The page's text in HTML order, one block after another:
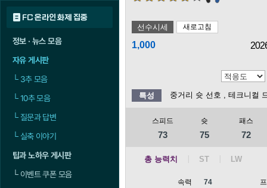
FC 온라인 화제 집중
정보 · 뉴스 모음
자유 게시판
└3추 모음
└10추 모음
└질문과 답변
└실축 이야기
팁과 노하우 게시판
└이벤트 쿠폰 모음
선수시세 새로고침
1,000
특성 중거리 슛 선호 , 테크니컬
스피드
73
슛
75
패스
72
총 능력치
속력
74